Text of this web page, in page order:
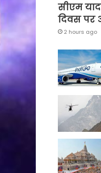
सीएम
दिवस पर
2 hours ago